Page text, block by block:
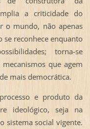
a criticidade do
o mundo, não apenas
se reconhece enquanto
torna-se
que agem
mais democrática.
e produto da
ideológico, seja na
sistema social vigente.